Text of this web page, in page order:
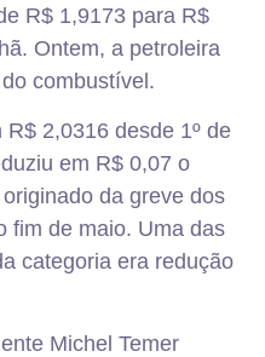
R$ 1,9173 para R$
Ontem, a petroleira
combustível.
2,0316 desde 1º de
em R$ 0,07 o
da greve dos
fim de maio. Uma das
categoria era redução
Michel Temer